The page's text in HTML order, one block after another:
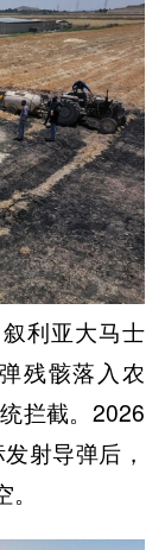
利亚大马士
残骸落入农
拦截。2026
射导弹后，